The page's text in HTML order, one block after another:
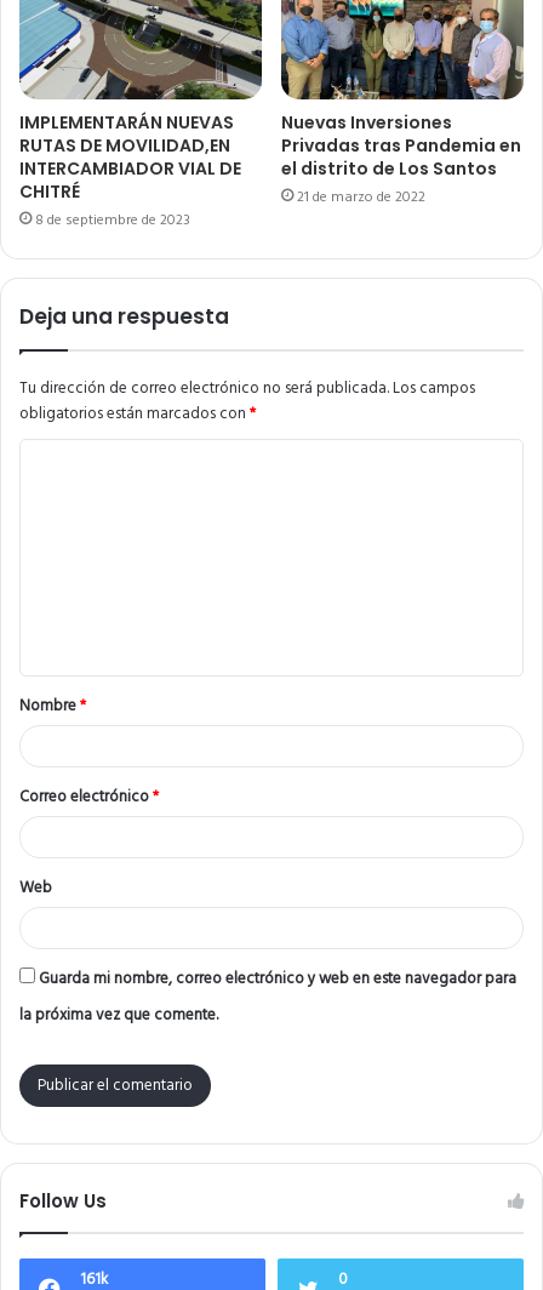
IMPLEMENTARÁN NUEVAS
RUTAS DE MOVILIDAD,EN
INTERCAMBIADOR VIAL DE
CHITRÉ
8 de septiembre de 2023
Nuevas Inversiones
Privadas tras Pandemia en
el distrito de Los Santos
21 de marzo de 2022
Deja una respuesta
Tu dirección de correo electrónico no será publicada.Los campos
obligatorios están marcados con*
a
r
i
o
*
Nombre*
Correo electrónico*
Web
Guarda mi nombre, correo electrónico y web en este navegador para
la próxima vez que comente.
Follow Us
161k 0